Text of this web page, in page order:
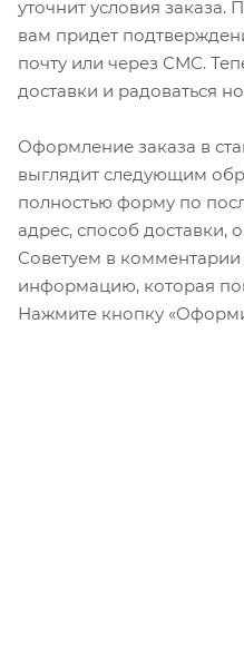
уточнит условия заказа.
вам придет
почту или через СМС.
доставки и радоваться
Оформление заказа в
выглядит следующим
полностью форму по
адрес, способ доставки,
Советуем в комментарии
информацию, которая
Нажмите кнопку